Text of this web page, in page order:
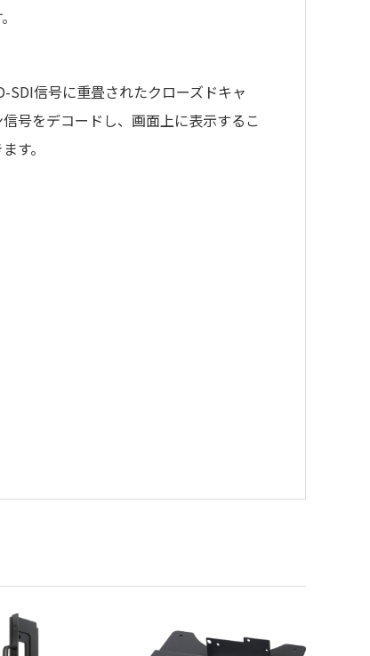
SDI信号に重畳されたクローズドキャ
号をデコードし、画面上に表示するこ
す。
します。(メーカーオプション)
1920×1080
ご提案いたします。
ダウンロード